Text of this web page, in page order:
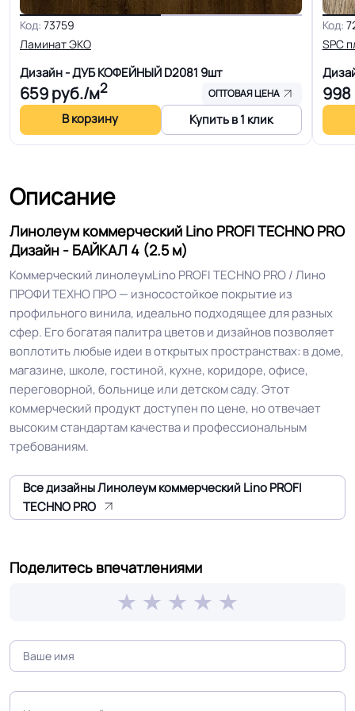
Ширина
Толщина 2.2 мм
Область применения
Для кабинета, Для гостинной, Для
кухни, Для коридора, Для офиса,
склада, Для серверной, Для
оптовых поставок, Для розничных
точек
Допуск изменения
толщин
+-10% мм
Класс горючести
КМ 2 по ФЗ 123 от 22.07.2008г, где
В2, Д2, Т2, РП1
Класс
Группа истираемости Группа Т
скользкой прочной поверхностью
Защитный слой
Допуск изменения
Код: 73759
Ламинат ЭКО
Дизайн - ДУБ КОФЕЙНЫЙ D2081 9шт
659руб./м2 ОПТОВАЯ ЦЕНА
В корзину Купить в 1 клик
Код:
SPC
998
Описание
Линолеум коммерческий Lino PROFI TECHNO PRO
Дизайн - БАЙКАЛ 4 (2.5 м)
Коммерческий линолеумLino PROFI TECHNO PRO / Лино
ПРОФИ ТЕХНО ПРО — износостойкое покрытие из
профильного винила, идеально подходящее для разных
сфер. Его богатая палитра цветов и дизайнов позволяет
воплотить любые идеи в открытых пространствах: в доме,
магазине, школе, гостиной, кухне, коридоре, офисе,
переговорной, больнице или детском саду. Этот
коммерческий продукт доступен по цене, но отвечает
высоким стандартам качества и профессиональным
требованиям.
Все дизайны Линолеум коммерческий Lino PROFI
TECHNO PRO
Поделитесь впечатлениями